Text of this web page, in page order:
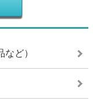
ど）